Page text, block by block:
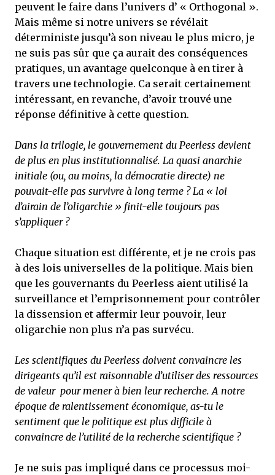
peuvent le faire dans l’univers d’ « Orthogonal ».
Mais même si notre univers se révélait
déterministe jusqu’à son niveau le plus micro, je
ne suis pas sûr que ça aurait des conséquences
pratiques, un avantage quelconque à en tirer à
travers une technologie. Ca serait certainement
intéressant, en revanche, d’avoir trouvé une
réponse définitive à cette question.
Dans la trilogie, le gouvernement du Peerless devient
de plus en plus institutionnalisé. La quasi anarchie
initiale (ou, au moins, la démocratie directe) ne
pouvait-elle pas survivre à long terme ? La « loi
d’airain de l’oligarchie » finit-elle toujours pas
s’appliquer ?
Chaque situation est différente, et je ne crois pas
à des lois universelles de la politique. Mais bien
que les gouvernants du Peerless aient utilisé la
surveillance et l’emprisonnement pour contrôler
la dissension et affermir leur pouvoir, leur
oligarchie non plus n’a pas survécu.
Les scientifiques du Peerless doivent convaincre les
dirigeants qu’il est raisonnable d’utiliser des ressources
de valeur pour mener à bien leur recherche. A notre
époque de ralentissement économique, as-tu le
sentiment que le politique est plus difficile à
convaincre de l’utilité de la recherche scientifique ?
Je ne suis pas impliqué dans ce processus moi-